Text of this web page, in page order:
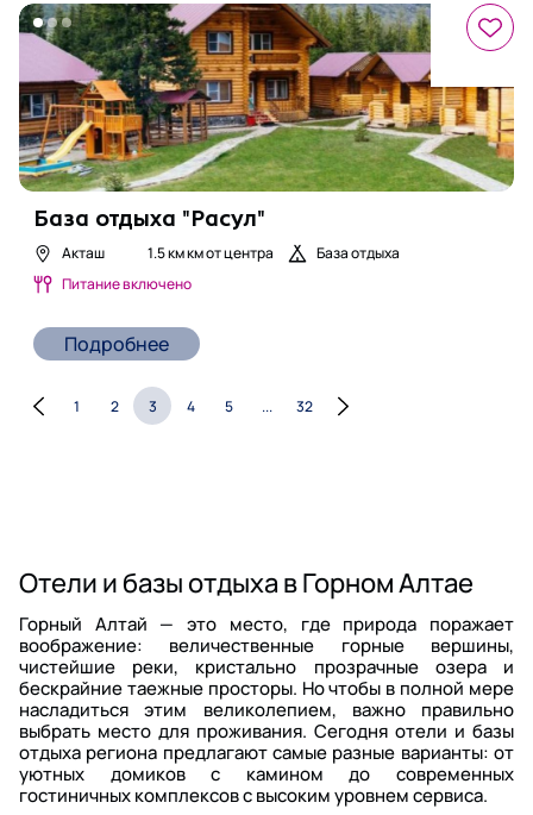
База отдыха "Расул"
Акташ 1.5 кмкм от центра
База отдыха
Питание включено
Подробнее
1 2 3 4 5 ... 32
Отели и базы отдыха в Горном Алтае
Горный Алтай — это место, где природа поражает
воображение: величественные горные вершины,
чистейшие реки, кристально прозрачные озера и
бескрайние таежные просторы. Но чтобы в полной мере
насладиться этим великолепием, важно правильно
выбрать место для проживания. Сегодня отели и базы
отдыха региона предлагают самые разные варианты: от
уютных домиков с камином до современных
гостиничных комплексов с высоким уровнем сервиса.